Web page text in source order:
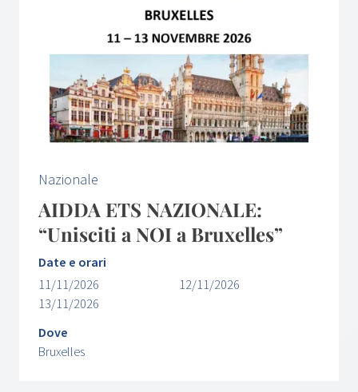
Nazionale
AIDDA ETS NAZIONALE:
“Unisciti a NOI a Bruxelles”
Date e orari
11/11/2026
12/11/2026
13/11/2026
Dove
Bruxelles